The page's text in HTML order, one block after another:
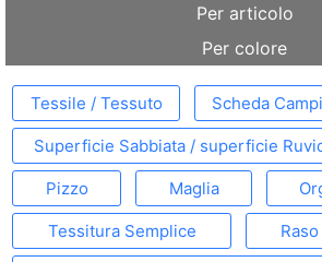
Per articolo
Per colore
Tessile / Tessuto Scheda
Superficie Sabbiata / superficie
Pizzo Maglia
Tessitura Semplice Raso